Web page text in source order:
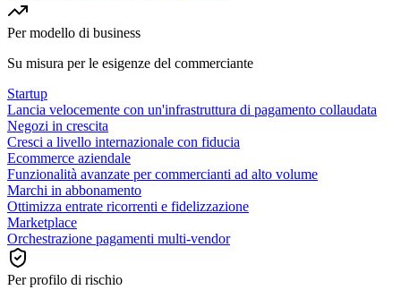
Per modello di business
Su misura per le esigenze del commerciante
Startup
Lancia velocemente con un'infrastruttura di pagamento collaudata
Negozi in crescita
Cresci a livello internazionale con fiducia
Ecommerce aziendale
Funzionalità avanzate per commercianti ad alto volume
Marchi in abbonamento
Ottimizza entrate ricorrenti e fidelizzazione
Marketplace
Orchestrazione pagamenti multi-vendor
Per profilo di rischio